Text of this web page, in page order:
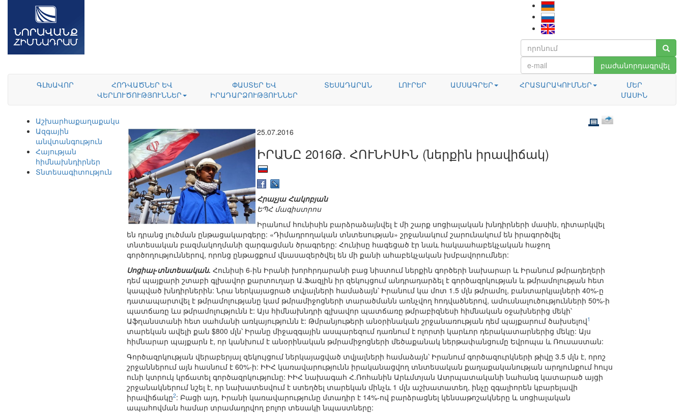
բաժանորդագրվել
ԳԼԽԱՎՈՐ
ՀՈԴՎԱԾՆԵՐ ԵՎ
ՎԵՐԼՈՒԾՈՒԹՅՈՒՆՆԵՐ
ՓԱՍՏԵՐ ԵՎ
ԻՐԱԴԱՐՁՈՒԹՅՈՒՆՆԵՐ
ՏԵՍԱԴԱՐԱՆ ԼՈՒՐԵՐ ԱՄՍԱԳՐԵՐ ՀՐԱՏԱՐԱԿՈՒՄՆԵՐ
ՄԵՐ
ՄԱՍԻՆ
Աշխարհաքաղաքականություն
Ազգային
անվտանգություն
Հայության
հիմնախնդիրներ
Տնտեսագիտություն
25.07.2016
ԻՐԱՆԸ 2016Թ. ՀՈՒՆԻՍԻՆ (ներքին իրավիճակ)
Հրաչյա Հակոբյան
ԵՊՀ մագիստրոս
Իրանում հունիսին բարձրաձայնվել է մի շարք սոցիալական խնդիրների մասին, դիտարկվել
են դրանց լուծման ընթացակարգերը: «Դիմադրողական տնտեսության» շրջանակում շարունակում են իրագործվել
տնտեսական բազմակողմանի զարգացման ծրագրերը: Հունիսը հագեցած էր նաև հակաահաբեկչական հաջող
գործողություններով, որոնց ընթացքում վնասազերծվել են մի քանի ահաբեկչական խմբավորումներ:
Սոցիալ-տնտեսական. Հունիսի 6-ին Իրանի խորհրդարանի բաց նիստում ներքին գործերի նախարար և Իրանում թմրադեղերի
դեմ պայքարի շտաբի գլխավոր քարտուղար Ա.Ֆազլին իր զեկույցում անդրադարձել է գործազրկության և թմրամոլության հետ
կապված խնդիրներին: Նրա ներկայացրած տվյալների համաձայն՝ Իրանում կա մոտ 1.5 մլն թմրամոլ, բանտարկյալների 40%-ը
դատապարտվել է թմրամոլությանը կամ թմրամիջոցների տարածմանն առնչվող հոդվածներով, ամուսնալուծությունների 50%-ի
պատճառը ևս թմրամոլությունն է: Այս հիմնախնդրի գլխավոր պատճառը թմրաբիզնեսի հիմնական օջախներից մեկի՝
Աֆղանստանի հետ սահմանի առկայությունն է: Թմրանյութերի անօրինական շրջանառության դեմ պայքարում ծախսելով1
տարեկան ավելի քան $800 մլն՝ Իրանը միջազգային ասպարեզում դառնում է ոլորտի կարևոր դերակատարներից մեկը: Այս
հիմնարար պայքարն է, որ կանխում է անօրինական թմրամիջոցների մեծաքանակ ներթափանցումը Եվրոպա և Ռուսաստան:
Գործազրկության վերաբերյալ զեկույցում ներկայացված տվյալների համաձայն՝ Իրանում գործազուրկների թիվը 3.5 մլն է, որոշ
շրջաններում այն հասնում է 60%-ի: ԻԻՀ կառավարությունն իրականացվող տնտեսական քաղաքականության արդյունքում հույս
ունի կտրուկ կրճատել գործազրկությունը: ԻԻՀ նախագահ Հ.Ռոհանին Արևմտյան Ատրպատականի նահանգ կատարած այցի
շրջանակներում նշել է, որ նախատեսվում է ստեղծել տարեկան մինչև 1 մլն աշխատատեղ, ինչը զգալիորեն կբարելավի
իրավիճակը2: Բացի այդ, Իրանի կառավարությունը մտադիր է 14%-ով բարձրացնել կենսաթոշակները և սոցիալական
ապահովման համար տրամադրվող բոլոր տեսակի նպաստները: